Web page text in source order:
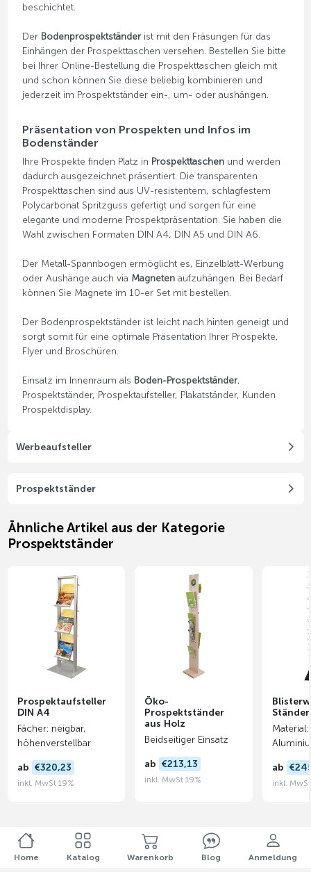
beschichtet.
Der Bodenprospektständerist mit den Fräsungen für das
Einhängen der Prospekttaschen versehen. Bestellen Sie bitte
bei Ihrer Online-Bestellung die Prospekttaschen gleich mit
und schon können Sie diese beliebig kombinieren und
jederzeit im Prospektständer ein-, um- oder aushängen.
Präsentation von Prospekten und Infos im
Bodenständer
Ihre Prospekte finden Platz in Prospekttaschenund werden
dadurch ausgezeichnet präsentiert. Die transparenten
Prospekttaschen sind aus UV-resistentem, schlagfestem
Polycarbonat Spritzguss gefertigt und sorgen für eine
elegante und moderne Prospektpräsentation. Sie haben die
Wahl zwischen Formaten DIN A4, DIN A5 und DIN A6.
Der Metall-Spannbogen ermöglicht es, Einzelblatt-Werbung
oder Aushänge auch via Magnetenaufzuhängen. Bei Bedarf
können Sie Magnete im 10-er Set mit bestellen.
Der Bodenprospektständer ist leicht nach hinten geneigt und
sorgt somit für eine optimale Präsentation Ihrer Prospekte,
Flyer und Broschüren.
Einsatz im Innenraum als Boden-Prospektständer,
Prospektständer, Prospektaufsteller, Plakatständer, Kunden
Prospektdisplay.
Werbeaufsteller
Prospektständer
Ähnliche Artikel aus der Kategorie
Prospektständer
Prospektaufsteller
DIN A4
Fächer: neigbar,
höhenverstellbar
ab €320,23
inkl. MwSt 19%
Öko-
Prospektständer
aus Holz
Beidseitiger Einsatz
ab €213,13
inkl. MwSt 19%
Ständer
ab
inkl.
Home Katalog Warenkorb Blog Anmeldung